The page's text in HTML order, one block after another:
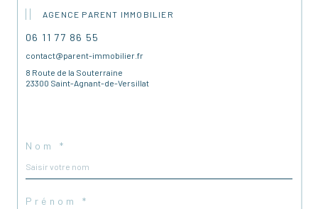
AGENCE PARENT IMMOBILIER
06 11 77 86 55
contact@parent-immobilier.fr
8 Route de la Souterraine
23300 Saint-Agnant-de-Versillat
Nom *
Prénom *